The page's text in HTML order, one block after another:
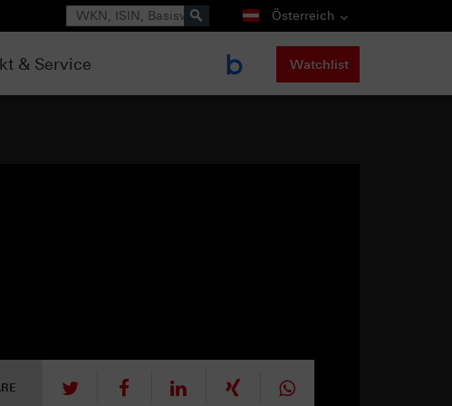
Suche Österreich
& Service Watchlist
tweet mitteilen